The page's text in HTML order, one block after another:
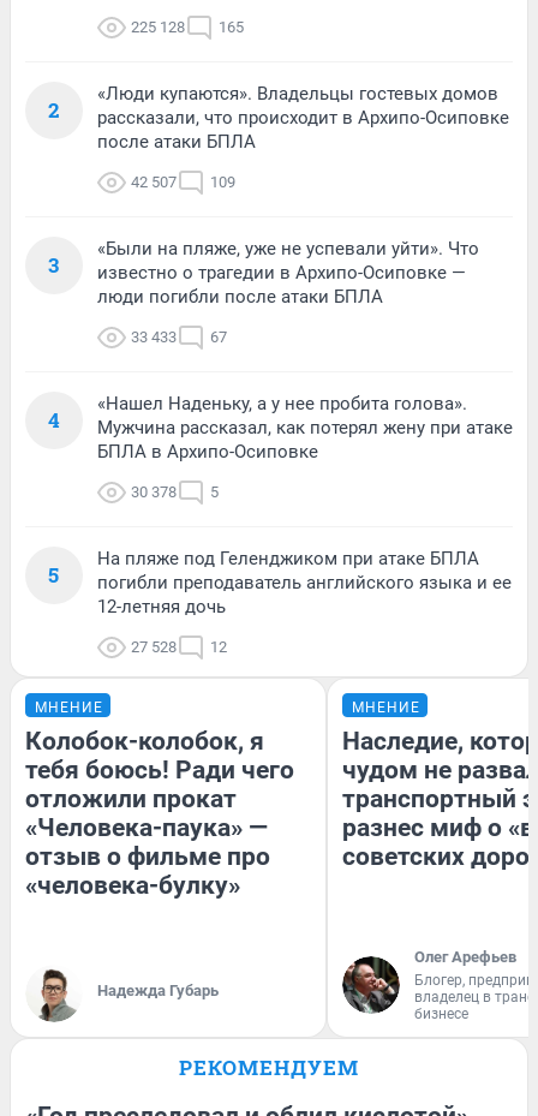
225 128 165
2
«Люди купаются». Владельцы гостевых домов
рассказали, что происходит в Архипо-Осиповке
после атаки БПЛА
42 507 109
3
«Были на пляже, уже не успевали уйти». Что
известно о трагедии в Архипо-Осиповке —
люди погибли после атаки БПЛА
33 433 67
4
«Нашел Наденьку, а у нее пробита голова».
Мужчина рассказал, как потерял жену при атаке
БПЛА в Архипо-Осиповке
30 378 5
5
На пляже под Геленджиком при атаке БПЛА
погибли преподаватель английского языка и ее
12-летняя дочь
27 528 12
МНЕНИЕ
Колобок-колобок, я
тебя боюсь! Ради чего
отложили прокат
«Человека-паука» —
отзыв о фильме про
«человека-булку»
Надежда Губарь
МНЕНИЕ
Наследие,
чудом не
транспортный
разнес миф о
советских
Олег Арефьев
Блогер,
владелец в
бизнесе
РЕКОМЕНДУЕМ